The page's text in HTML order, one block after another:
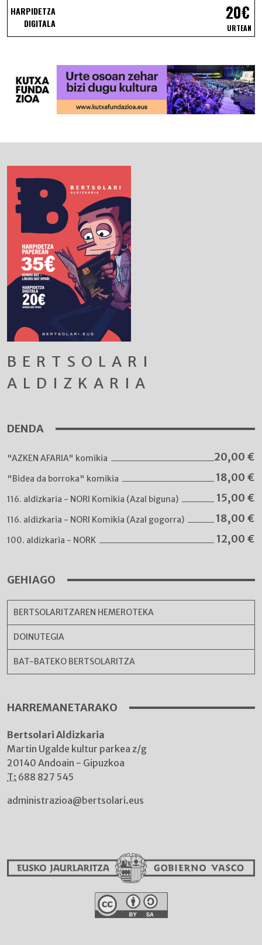
HARPIDETZA
DIGITALA
20€
URTEAN
BERTSOLARI
ALDIZKARIA
DENDA
"AZKEN AFARIA" komikia 20,00 €
"Bidea da borroka" komikia 18,00 €
116. aldizkaria - NORI Komikia (Azal biguna) 15,00 €
116. aldizkaria - NORI Komikia (Azal gogorra) 18,00 €
100. aldizkaria - NORK 12,00 €
GEHIAGO
BERTSOLARITZAREN HEMEROTEKA
DOINUTEGIA
BAT-BATEKO BERTSOLARITZA
HARREMANETARAKO
Bertsolari Aldizkaria
Martin Ugalde kultur parkea z/g
20140 Andoain - Gipuzkoa
T: 688 827 545
administrazioa@bertsolari.eus